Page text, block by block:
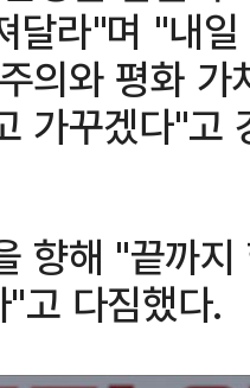
달라"며 "내
의와 평화
가꾸겠다"고
향해 "끝까
고 다짐했다.